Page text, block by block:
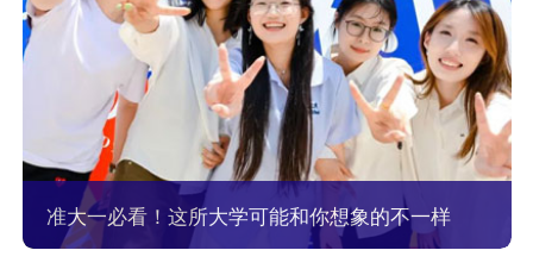
准大一必看！这所大学可能和你想象的不一样